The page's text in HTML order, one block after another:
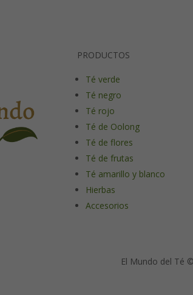
PRODUCTOS
Té verde
Té negro
Té rojo
Té de Oolong
Té de flores
Té de frutas
Té amarillo y blanco
Hierbas
Accesorios
El Mundo del Té